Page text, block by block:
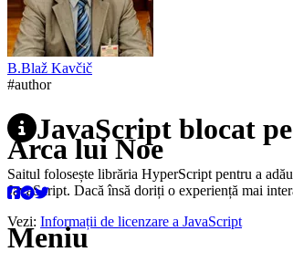
B.Blaž Kavčič
#author
JavaScript blocat
Saitul folosește librăria HyperScript pentru a
JavaScript. Dacă însă doriți o experiență mai
Vezi: Informații de licenzare a JavaScript
Arca lui Noe
Meniu